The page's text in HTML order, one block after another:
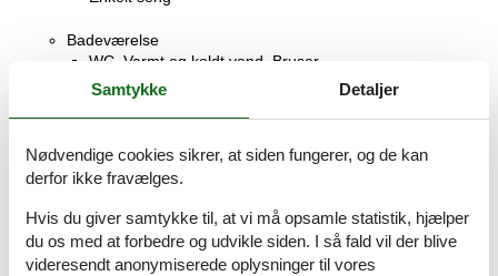
Badeværelse
WC. Varmt og koldt vand, Bruser
Stue, 2 personer
Sofa, madras eller lignende
Terrasse
Åben terrasse
Samtykke Detaljer
Nødvendige cookies sikrer, at siden fungerer, og de kan
derfor ikke fravælges.
Hvis du giver samtykke til, at vi må opsamle statistik, hjælper
du os med at forbedre og udvikle siden. I så fald vil der blive
videresendt anonymiserede oplysninger til vores